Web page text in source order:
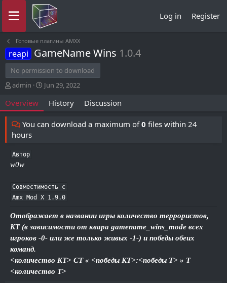
Log in Register
Готовые плагины AMXX
reapi GameName Wins 1.0.4
No permission to download
A
t
h
o
r
admin
C
t
e
Jun 29, 2022
Overview History Discussion
You can download a maximum of0 files within 24
hours
Автор
w0w
Совместимость с
Amx Mod X 1.9.0
Отображает в названии игры количество террористов,
КТ (в зависимости от квара gamename_wins_mode всех
игроков -0- или же только живых -1-) и победы обеих
команд.
<количество КТ> CT « <победы КТ>:<победы Т> » T
<количество Т>